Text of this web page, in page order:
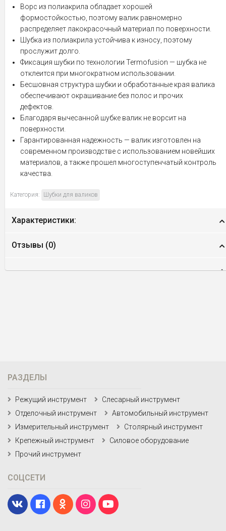
Ворс из полиакрила обладает хорошей
формостойкостью, поэтому валик равномерно
распределяет лакокрасочный материал по поверхности.
Шубка из полиакрила устойчива к износу, поэтому
прослужит долго.
Фиксация шубки по технологии Termofusion — шубка не
отклеится при многократном использовании.
Бесшовная структура шубки и обработанные края валика
обеспечивают окрашивание без полос и прочих
дефектов.
Благодаря вычесанной шубке валик не ворсит на
поверхности.
Гарантированная надежность — валик изготовлен на
современном производстве с использованием новейших
материалов, а также прошел многоступенчатый контроль
качества.
Категория: Шубки для валиков
Характеристики:
Отзывы (0)
РАЗДЕЛЫ
Режущий инструмент
Слесарный инструмент
Отделочный инструмент
Автомобильный инструмент
Измерительный инструмент
Столярный инструмент
Крепежный инструмент
Силовое оборудование
Прочий инструмент
СОЦСЕТИ